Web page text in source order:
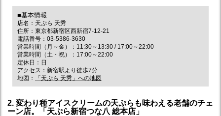
■基本情報
店名：天ぷら 天秀
住所：東京都新宿区西新宿7-12-21
電話番号：03-5386-3630
営業時間（月～金）：11:30～13:30 / 17:00～22:00
営業時間（土・祝）：17:00～22:00
定休日：日
アクセス：新宿駅より徒歩7分
地図：
「天ぷら 天秀」への地図
2. 変わり種アイスクリームの天ぷらも味わえる老舗のチェ
ーン店。「天ぷら新宿つな八 総本店」